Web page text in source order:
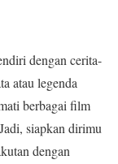
dengan cerita-
atau legenda
berbagai film
siapkan dirimu
dengan